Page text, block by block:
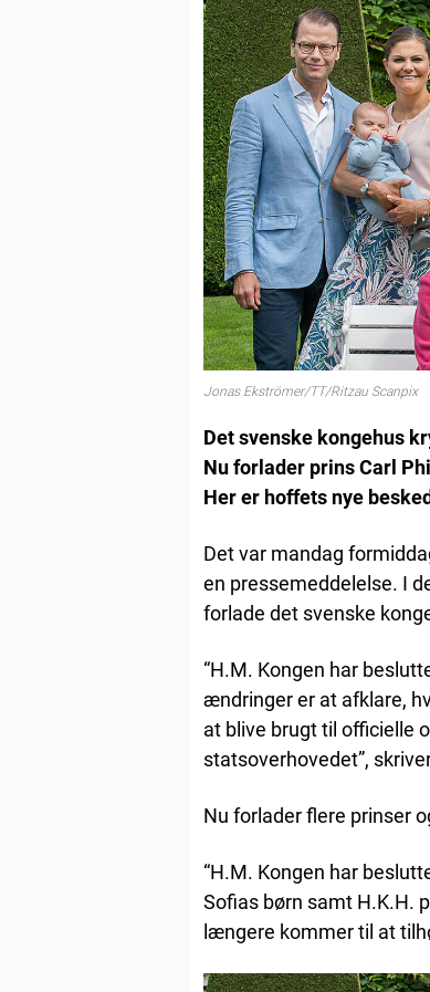
Jonas Ekströmer/TT/Ritzau Scanpix
Det svenske kongehus
Nu forlader prins Carl
Her er hoffets nye
Det var mandag
en pressemeddelelse. I
forlade det svenske
“H.M. Kongen har
ændringer er at afklare,
at blive brugt til officielle
statsoverhovedet”,
Nu forlader flere prinser
“H.M. Kongen har
Sofias børn samt H.K.H.
længere kommer til at